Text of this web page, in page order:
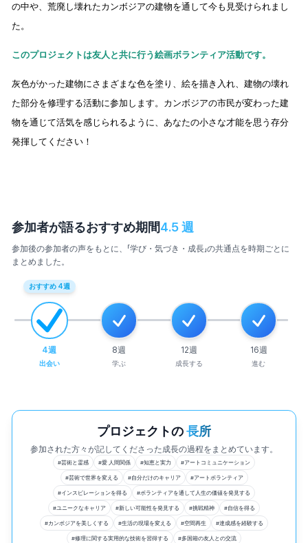
の中や、荒廃し壊れたカンボジアの建物を通して今も見受けられまし
た。
このプロジェクトは友人と共に行う絵画ボランティア活動です。
灰色がかった建物にさまざまな色を塗り、絵を描き入れ、建物の壊れ
た部分を修理する活動に参加します。カンボジアの市民が変わった建
物を通じて活気を感じられるように、あなたの小さな才能を思う存分
発揮してください！
参加者が語るおすすめ期間4.5週
参加後の参加者の声をもとに、「学び・気づき・成長」の共通点を時期ごとに
まとめました。
おすすめ 4週
4週
出会い
8週
学ぶ
12週
成長する
16週
進む
プロジェクトの長所
参加された方々が記してくださった成長の過程をまとめています。
#芸術と霊感 #愛 人間関係 #知恵と実力 #アートコミュニケーション
#芸術で世界を変える #自分だけのキャリア #アートボランティア
#インスピレーションを得る #ボランティアを通して人生の価値を発見する
#ユニークなキャリア #新しい可能性を発見する #挑戦精神 #自信を得る
#カンボジアを美しくする #生活の現場を変える #空間再生 #達成感を経験する
#修理に関する実用的な技術を習得する #多国籍の友人との交流